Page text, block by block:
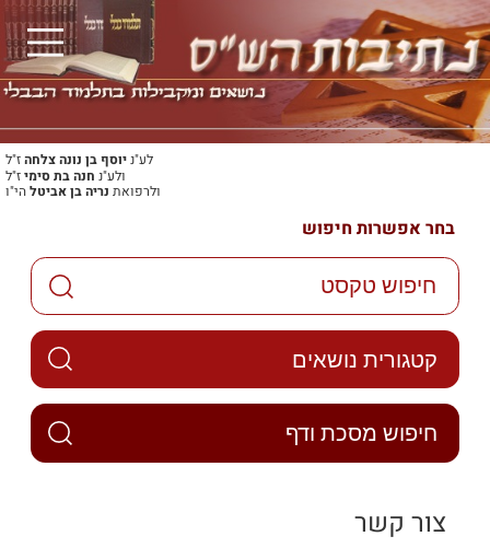
לע"ניוסף בן נונה צלחהז"ל
ולע"נ חנה בת סימיז"ל
ולרפואת נריה בן אביטלהי"ו
בחר אפשרות חיפוש
קטגורית נושאים
חיפוש מסכת ודף
צור קשר